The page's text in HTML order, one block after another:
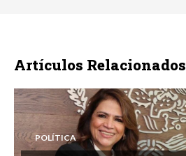
Artículos Relacionados
POLÍTICA